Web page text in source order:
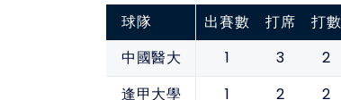
球隊 出賽數 打席 打數
中國醫大
1 3 2
逢甲大學 1 2 2